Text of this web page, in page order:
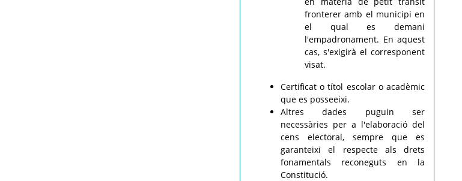
fronterer amb el municipi en
el qual es demani
l'empadronament. En aquest
cas, s'exigirà el corresponent
visat.
Certificat o títol escolar o acadèmic
que es posseeixi.
Altres dades puguin ser
necessàries per a l'elaboració del
cens electoral, sempre que es
garanteixi el respecte als drets
fonamentals reconeguts en la
Constitució.